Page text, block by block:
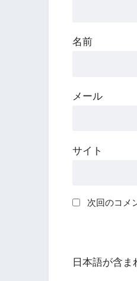
名前
メール
サイト
次回のコメ
日本語が含ま